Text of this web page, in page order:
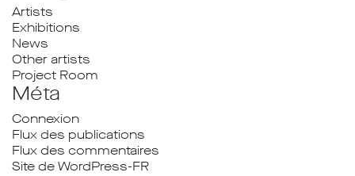
Artists
Exhibitions
News
Other artists
Project Room
Méta
Connexion
Flux des publications
Flux des commentaires
Site de WordPress-FR